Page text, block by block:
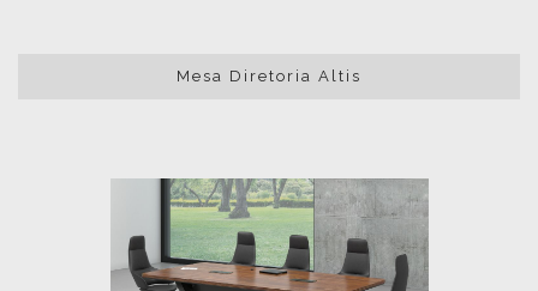
Mesa Diretoria Altis